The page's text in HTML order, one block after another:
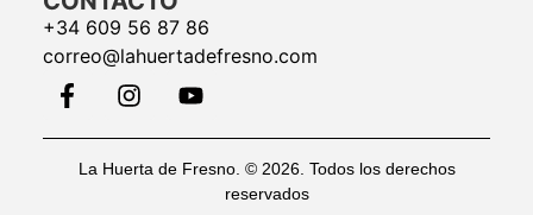
+34 609 56 87 86
correo@lahuertadefresno.com
La Huerta de Fresno. © 2026. Todos los derechos
reservados